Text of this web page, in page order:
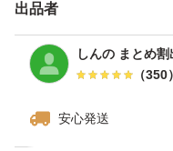
出品者
しんの まとめ
（350）
安心発送